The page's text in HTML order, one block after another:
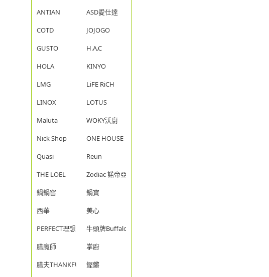
ANTIAN
ASD愛仕達
COTD
JOJOGO
GUSTO
H.A.C
HOLA
KINYO
LMG
LiFE RiCH
LINOX
LOTUS
Maluta
WOKY沃廚
Nick Shop
ONE HOUSE
Quasi
Reun
THE LOEL
Zodiac 諾帝亞
鍋鍋窖
鍋寶
西華
美心
PERFECT理想
牛頭牌Buffalo
膳魔師
掌廚
膳夫THANKFUL
鏗鏘